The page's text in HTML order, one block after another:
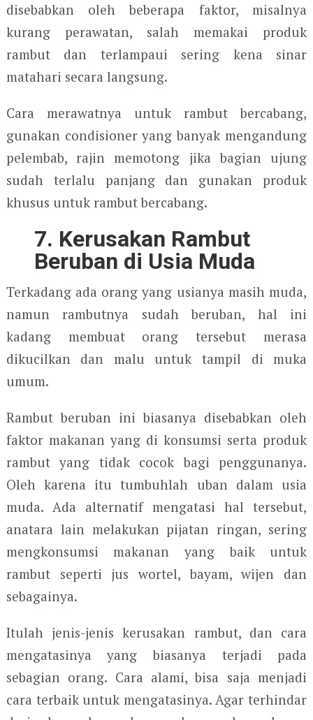
disebabkan oleh beberapa faktor, misalnya
kurang perawatan, salah memakai produk
rambut dan terlampaui sering kena sinar
matahari secara langsung.
Cara merawatnya untuk rambut bercabang,
gunakan condisioner yang banyak mengandung
pelembab, rajin memotong jika bagian ujung
sudah terlalu panjang dan gunakan produk
khusus untuk rambut bercabang.
7. Kerusakan Rambut
Beruban di Usia Muda
Terkadang ada orang yang usianya masih muda,
namun rambutnya sudah beruban, hal ini
kadang membuat orang tersebut merasa
dikucilkan dan malu untuk tampil di muka
umum.
Rambut beruban ini biasanya disebabkan oleh
faktor makanan yang di konsumsi serta produk
rambut yang tidak cocok bagi penggunanya.
Oleh karena itu tumbuhlah uban dalam usia
muda. Ada alternatif mengatasi hal tersebut,
anatara lain melakukan pijatan ringan, sering
mengkonsumsi makanan yang baik untuk
rambut seperti jus wortel, bayam, wijen dan
sebagainya.
Itulah jenis-jenis kerusakan rambut, dan cara
mengatasinya yang biasanya terjadi pada
sebagian orang. Cara alami, bisa saja menjadi
cara terbaik untuk mengatasinya. Agar terhindar